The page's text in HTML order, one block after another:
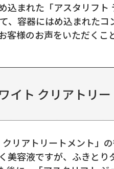
込まれた「アスタリフ
、容器にはめ込まれた
客様のお声をいただくこ
イト クリアトリ
クリアトリートメント」
美容液ですが、ふきと